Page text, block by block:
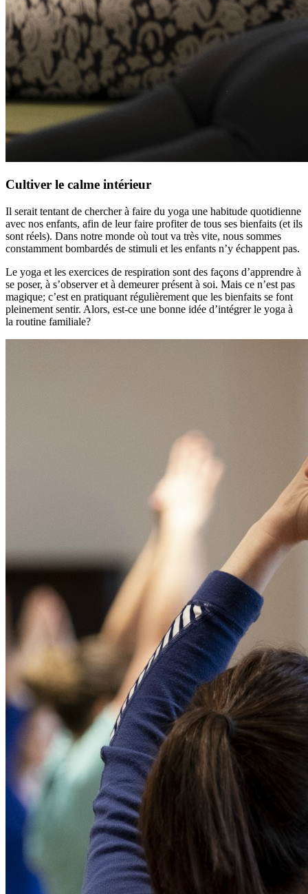
Cultiver le calme intérieur
Il serait tentant de chercher à faire du yoga une habitude quotidienne
avec nos enfants, afin de leur faire profiter de tous ses bienfaits (et ils
sont réels). Dans notre monde où tout va très vite, nous sommes
constamment bombardés de stimuli et les enfants n’y échappent pas.
Le yoga et les exercices de respiration sont des façons d’apprendre à
se poser, à s’observer et à demeurer présent à soi. Mais ce n’est pas
magique; c’est en pratiquant régulièrement que les bienfaits se font
pleinement sentir. Alors, est-ce une bonne idée d’intégrer le yoga à
la routine familiale?